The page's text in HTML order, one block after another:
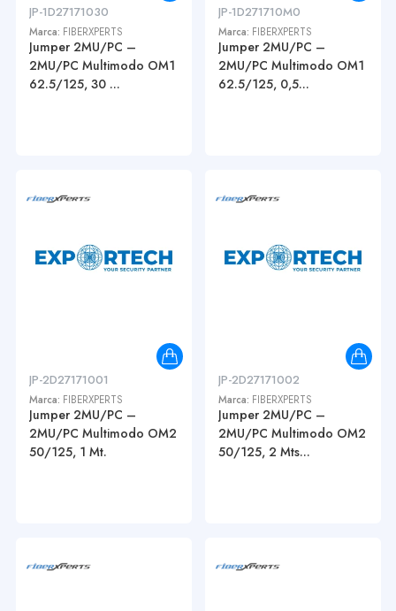
JP-1D27171030
Marca: FIBERXPERTS
Jumper 2MU/PC –
2MU/PC Multimodo OM1
62.5/125, 30 ...
JP-1D271710M0
Marca: FIBERXPERTS
Jumper 2MU/PC –
2MU/PC Multimodo OM1
62.5/125, 0,5...
JP-2D27171001
Marca: FIBERXPERTS
Jumper 2MU/PC –
2MU/PC Multimodo OM2
50/125, 1 Mt.
JP-2D27171002
Marca: FIBERXPERTS
Jumper 2MU/PC –
2MU/PC Multimodo OM2
50/125, 2 Mts...